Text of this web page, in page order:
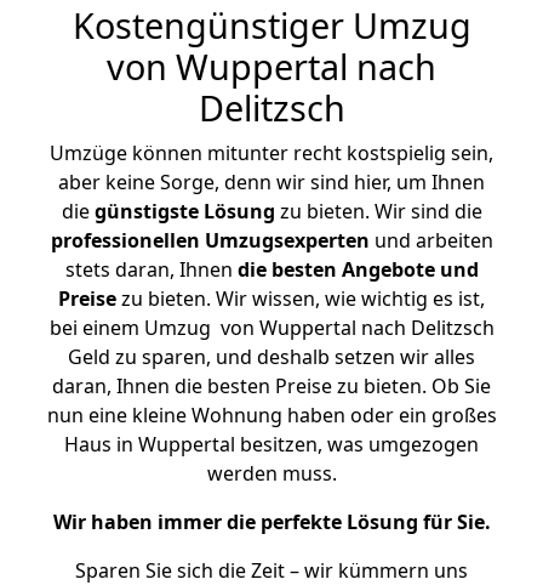
Kostengünstiger Umzug
von Wuppertal nach
Delitzsch
Umzüge können mitunter recht kostspielig sein,
aber keine Sorge, denn wir sind hier, um Ihnen
diegünstigste Lösung zu bieten. Wir sind die
professionellen Umzugsexperten und arbeiten
stets daran, Ihnen die besten Angebote und
Preisezu bieten. Wir wissen, wie wichtig es ist,
bei einem Umzug von Wuppertal nach Delitzsch
Geld zu sparen, und deshalb setzen wir alles
daran, Ihnen die besten Preise zu bieten. Ob Sie
nun eine kleine Wohnung haben oder ein großes
Haus in Wuppertal besitzen, was umgezogen
werden muss.
Wir haben immer die perfekte Lösung für Sie.
Sparen Sie sich die Zeit – wir kümmern uns